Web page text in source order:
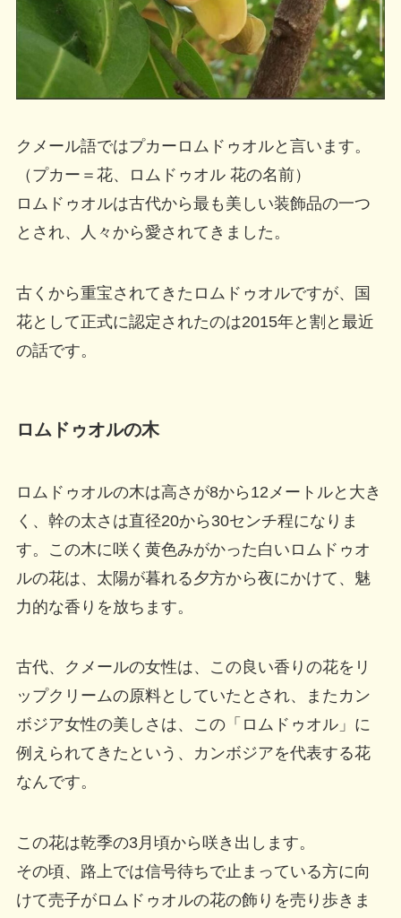
クメール語ではプカーロムドゥオルと言います。
（プカー＝花、ロムドゥオル 花の名前）
ロムドゥオルは古代から最も美しい装飾品の一つ
とされ、人々から愛されてきました。
古くから重宝されてきたロムドゥオルですが、国
花として正式に認定されたのは2015年と割と最近
の話です。
ロムドゥオルの木
ロムドゥオルの木は高さが8から12メートルと大き
く、幹の太さは直径20から30センチ程になりま
す。この木に咲く黄色みがかった白いロムドゥオ
ルの花は、太陽が暮れる夕方から夜にかけて、魅
力的な香りを放ちます。
古代、クメールの女性は、この良い香りの花をリ
ップクリームの原料としていたとされ、またカン
ボジア女性の美しさは、この「ロムドゥオル」に
例えられてきたという、カンボジアを代表する花
なんです。
この花は乾季の3月頃から咲き出します。
その頃、路上では信号待ちで止まっている方に向
けて売子がロムドゥオルの花の飾りを売り歩きま